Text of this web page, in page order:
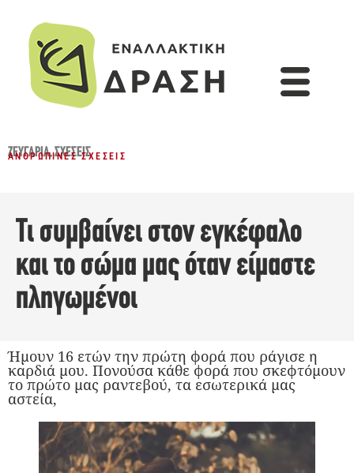
ΖΕΥΓΆΡΙΑ,ΣΧΈΣΕΙΣ
ΑΝΘΡΏΠΙΝΕΣ ΣΧΈΣΕΙΣ
Τι συμβαίνει στον εγκέφαλο
και το σώμα μας όταν είμαστε
πληγωμένοι
Ήμουν 16 ετών την πρώτη φορά που ράγισε η
καρδιά μου. Πονούσα κάθε φορά που σκεφτόμουν
το πρώτο μας ραντεβού, τα εσωτερικά μας
αστεία,